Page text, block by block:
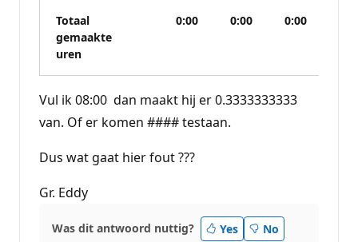
Totaal
gemaakte
uren
0:00 0:00 0:00
Vul ik 08:00 dan maakt hij er 0.3333333333
van. Of er komen #### testaan.
Dus wat gaat hier fout ???
Gr. Eddy
Was dit antwoord nuttig? Yes No